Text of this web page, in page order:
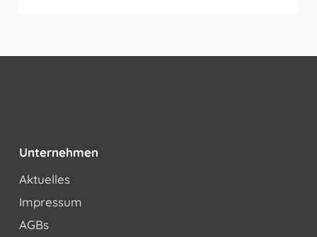
Unternehmen
Aktuelles
Impressum
AGBs